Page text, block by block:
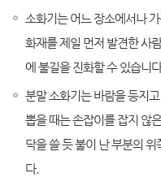
소화기는 어느 장소에서나
화재를 제일 먼저 발견한 사
에 불길을 진화할 수 있습니
분말 소화기는 바람을 등지
뽑을 때는 손잡이를 잡지 않
닥을 쓸 듯 불이 난 부분의
다.